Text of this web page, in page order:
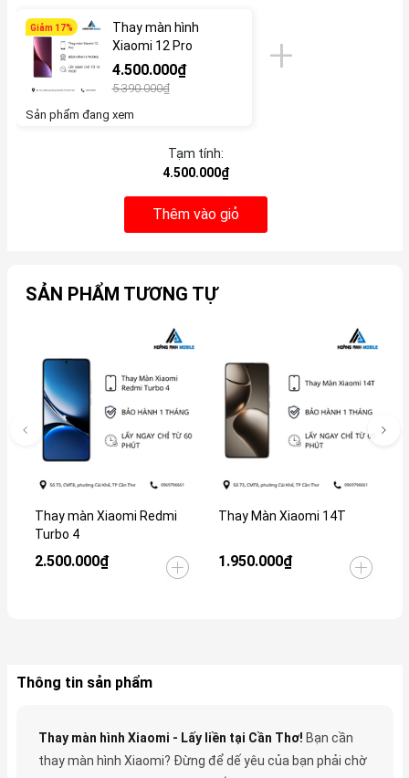
Giảm 17%
Thay màn hình
Xiaomi 12 Pro
4.500.000₫
5.390.000₫
Sản phẩm đang xem
Tạm tính:
4.500.000₫
Thêm vào giỏ
SẢN PHẨM TƯƠNG TỰ
Thay màn Xiaomi Redmi
Turbo 4
2.500.000₫
Thay Màn Xiaomi 14T
1.950.000₫
Thông tin sản phẩm
Thay màn hình Xiaomi - Lấy liền tại Cần Thơ! Bạn cần
thay màn hình Xiaomi? Đừng để dế yêu của bạn phải chờ